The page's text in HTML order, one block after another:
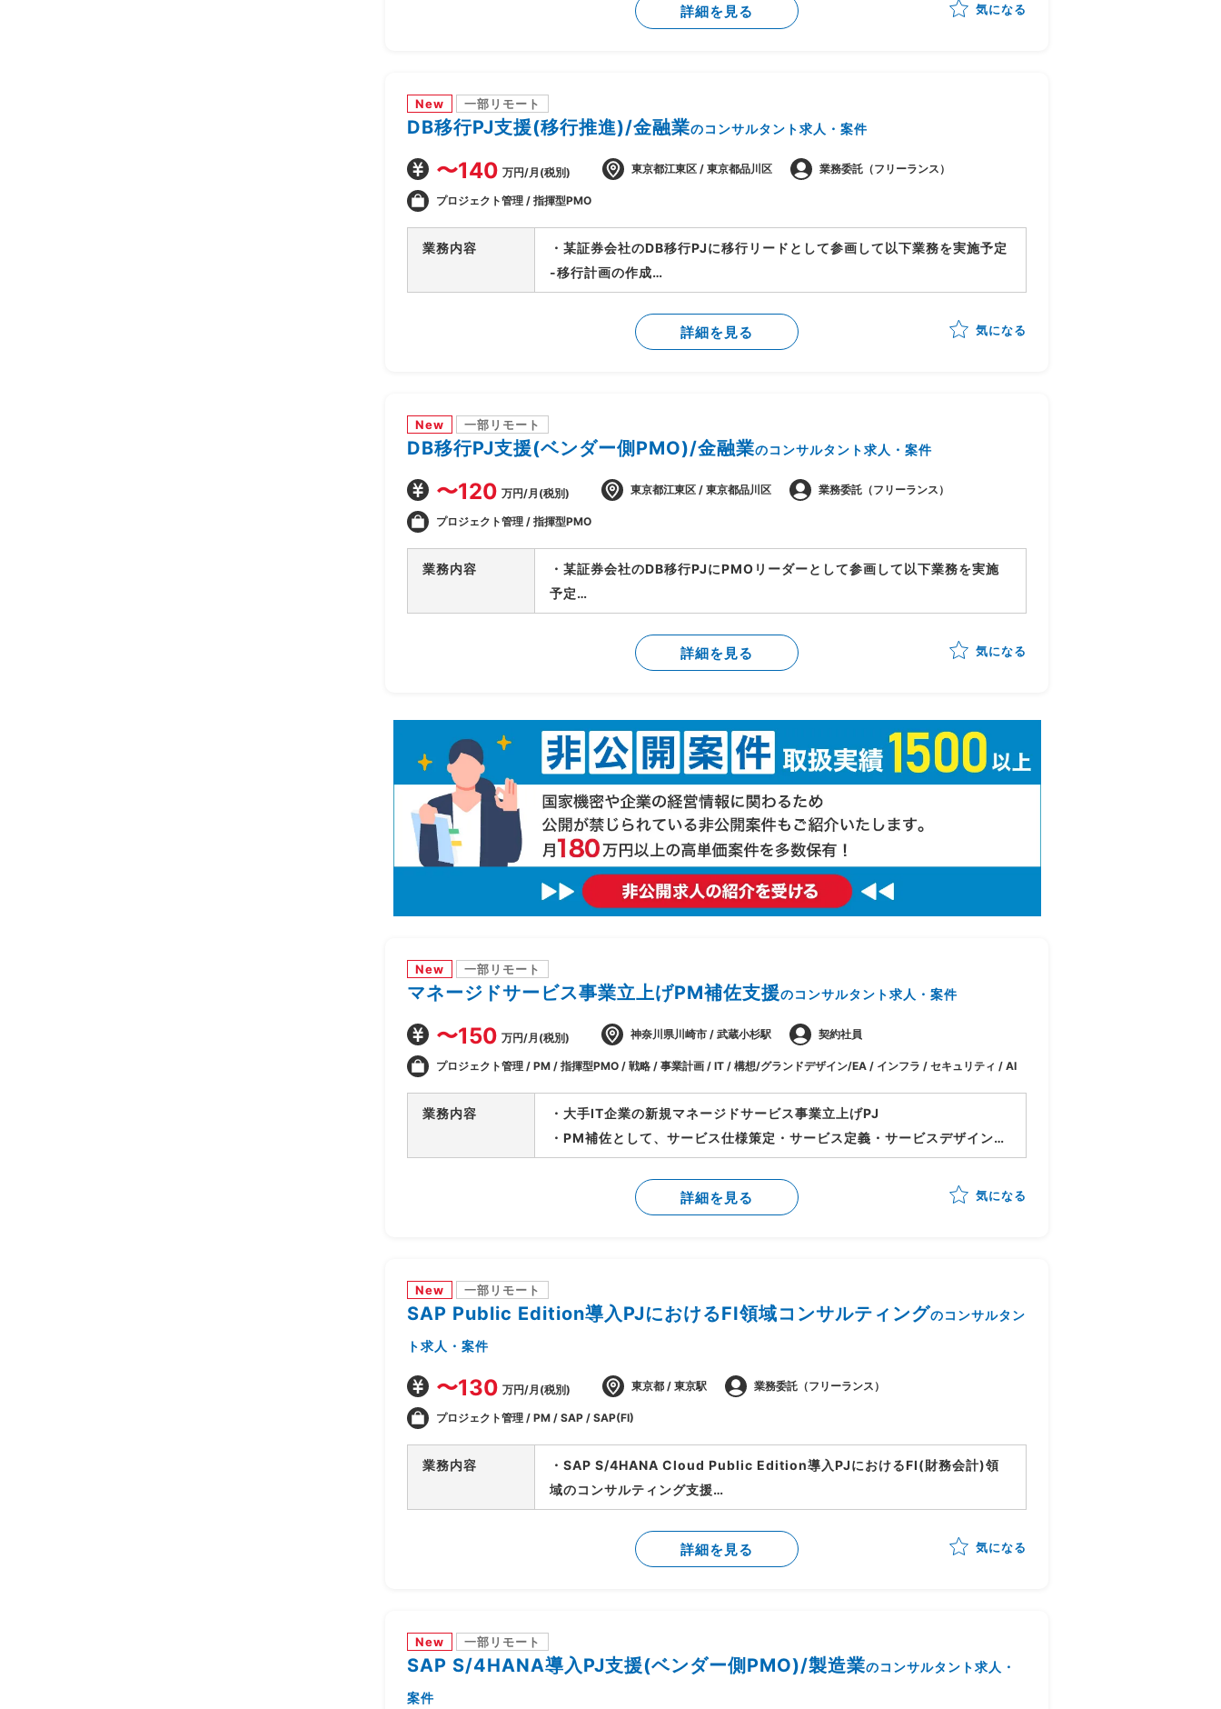
・上記を実現するTo-Beアーキテクチャの立案
詳細を見る 気になる
New 一部リモート
DB移行PJ支援(移行推進)/金融業のコンサルタント求人・案件
〜140 万円/月(税別) 東京都江東区 / 東京都品川区 業務委託（フリーランス）
プロジェクト管理 / 指揮型PMO
業務内容
・某証券会社のDB移行PJに移行リードとして参画して以下業務を実施予定
-移行計画の作成
-移行方式検討/本番移行対策の立案
-移行ツール作成に関する計画策定/推進
-移行リハーサル～移行本番～移行後支援までの全体推進
詳細を見る 気になる
New 一部リモート
DB移行PJ支援(ベンダー側PMO)/金融業のコンサルタント求人・案件
〜120 万円/月(税別) 東京都江東区 / 東京都品川区 業務委託（フリーランス）
プロジェクト管理 / 指揮型PMO
業務内容
・某証券会社のDB移行PJにPMOリーダーとして参画して以下業務を実施
予定
-製造/単体テストにおけるBP社検証物の確認・品質担保
-結合テスト～総合テストで発生する障害の管理・進行統制
-障害管理台帳の運用/障害解消状況のトラッキング
詳細を見る 気になる
New 一部リモート
マネージドサービス事業立上げPM補佐支援のコンサルタント求人・案件
〜150 万円/月(税別) 神奈川県川崎市 / 武蔵小杉駅 契約社員
プロジェクト管理 / PM / 指揮型PMO / 戦略 / 事業計画 / IT / 構想/グランドデザイン/EA / インフラ / セキュリティ / AI
業務内容
・大手IT企業の新規マネージドサービス事業立上げPJ
・PM補佐として、サービス仕様策定・サービス定義・サービスデザイン
等、立上げ全体をリード
・立上げ後はサービス運用のリードを担当しつつメニュー化や顧客アプロ
ーチへの参画等、多面的に貢献範囲を拡大
詳細を見る 気になる
New 一部リモート
SAP Public Edition導入PJにおけるFI領域コンサルティングのコンサルタン
ト求人・案件
〜130 万円/月(税別) 東京都 / 東京駅 業務委託（フリーランス）
プロジェクト管理 / PM / SAP / SAP(FI)
業務内容
・SAP S/4HANA Cloud Public Edition導入PJにおけるFI(財務会計)領
域のコンサルティング支援
・ベンダー側、SAPコンサルタントポジション
・財務会計管理および決算処理に関するコンサルティング、導入支援
・固定資産管理、建設仮勘定領域の要件定義、設計支援
詳細を見る 気になる
New 一部リモート
SAP S/4HANA導入PJ支援(ベンダー側PMO)/製造業のコンサルタント求人・
案件